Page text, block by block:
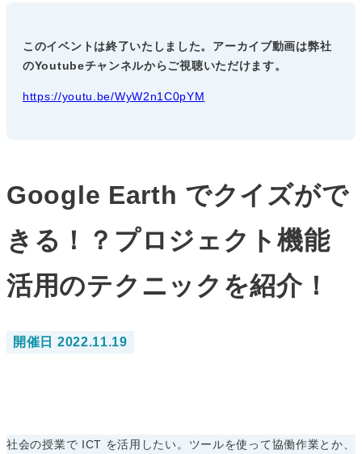
このイベントは終了いたしました。アーカイブ動画は弊社
のYoutubeチャンネルからご視聴いただけます。
https://youtu.be/WyW2n1C0pYM
Google Earth でクイズがで
きる！？プロジェクト機能
活用のテクニックを紹介！
開催日 2022.11.19
社会の授業で ICT を活用したい。ツールを使って協働作業とか、